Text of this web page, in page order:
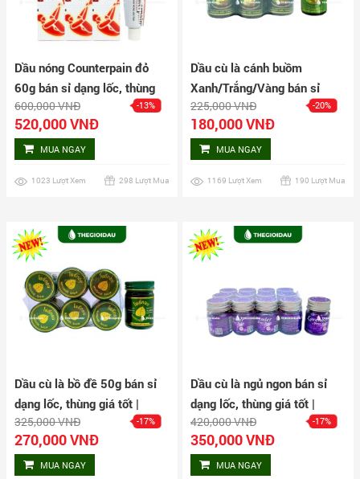
Dầu nóng Counterpain đỏ
60g bán sỉ dạng lốc, thùng
giá tốt | Dauthaoduoc.net
600,000 VNĐ -13%
520,000 VNĐ
MUA NGAY
1023 Lượt Xem 298 Lượt Mua
Dầu cù là cánh buồm
Xanh/Trắng/Vàng bán sỉ
dạng lốc, thùng giá tốt |
Dauthaoduoc.net
225,000 VNĐ -20%
180,000 VNĐ
MUA NGAY
1169 Lượt Xem 190 Lượt Mua
Dầu cù là bồ đề 50g bán sỉ
dạng lốc, thùng giá tốt |
Dauthaoduoc.net
325,000 VNĐ -17%
270,000 VNĐ
MUA NGAY
Dầu cù là ngủ ngon bán sỉ
dạng lốc, thùng giá tốt |
Dauthaoduoc.net
420,000 VNĐ -17%
350,000 VNĐ
MUA NGAY